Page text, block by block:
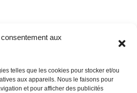
aux
telles que les cookies pour stocker et/ou
aux appareils. Nous le faisons pour
et pour afficher des publicités